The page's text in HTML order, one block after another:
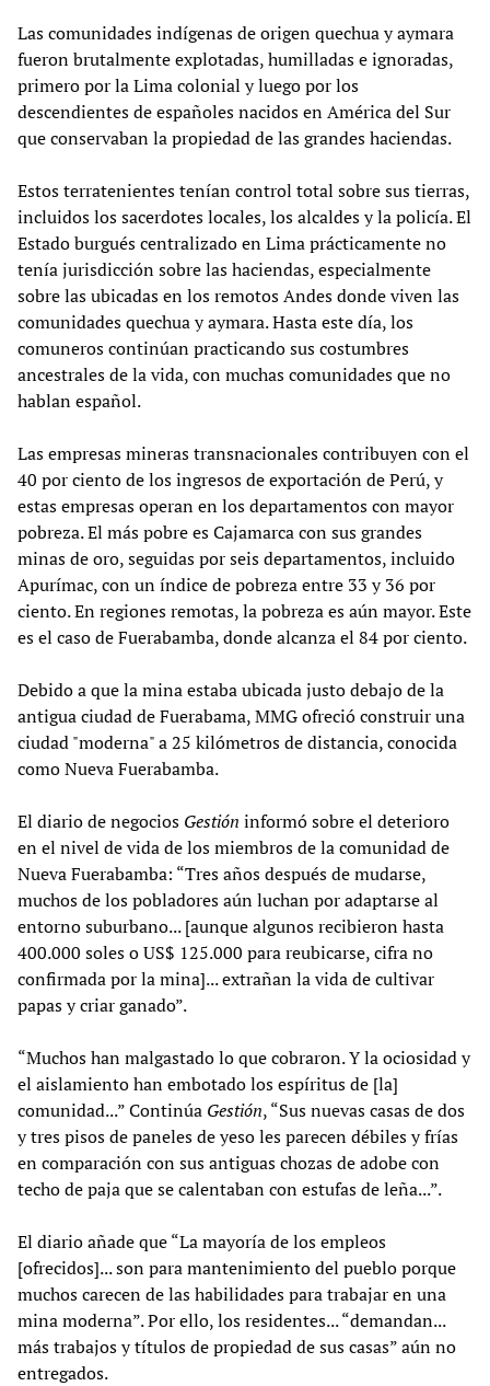
Las comunidades indígenas de origen quechua y aymara
fueron brutalmente explotadas, humilladas e ignoradas,
primero por la Lima colonial y luego por los
descendientes de españoles nacidos en América del Sur
que conservaban la propiedad de las grandes haciendas.
Estos terratenientes tenían control total sobre sus tierras,
incluidos los sacerdotes locales, los alcaldes y la policía. El
Estado burgués centralizado en Lima prácticamente no
tenía jurisdicción sobre las haciendas, especialmente
sobre las ubicadas en los remotos Andes donde viven las
comunidades quechua y aymara. Hasta este día, los
comuneros continúan practicando sus costumbres
ancestrales de la vida, con muchas comunidades que no
hablan español.
Las empresas mineras transnacionales contribuyen con el
40 por ciento de los ingresos de exportación de Perú, y
estas empresas operan en los departamentos con mayor
pobreza. El más pobre es Cajamarca con sus grandes
minas de oro, seguidas por seis departamentos, incluido
Apurímac, con un índice de pobreza entre 33 y 36 por
ciento. En regiones remotas, la pobreza es aún mayor. Este
es el caso de Fuerabamba, donde alcanza el 84 por ciento.
Debido a que la mina estaba ubicada justo debajo de la
antigua ciudad de Fuerabama, MMG ofreció construir una
ciudad "moderna" a 25 kilómetros de distancia, conocida
como Nueva Fuerabamba.
El diario de negocios Gestión informó sobre el deterioro
en el nivel de vida de los miembros de la comunidad de
Nueva Fuerabamba: “Tres años después de mudarse,
muchos de los pobladores aún luchan por adaptarse al
entorno suburbano... [aunque algunos recibieron hasta
400.000 soles o US$ 125.000 para reubicarse, cifra no
confirmada por la mina]... extrañan la vida de cultivar
papas y criar ganado”.
“Muchos han malgastado lo que cobraron. Y la ociosidad y
el aislamiento han embotado los espíritus de [la]
comunidad...” Continúa Gestión, “Sus nuevas casas de dos
y tres pisos de paneles de yeso les parecen débiles y frías
en comparación con sus antiguas chozas de adobe con
techo de paja que se calentaban con estufas de leña...”.
El diario añade que “La mayoría de los empleos
[ofrecidos]... son para mantenimiento del pueblo porque
muchos carecen de las habilidades para trabajar en una
mina moderna”. Por ello, los residentes... “demandan...
más trabajos y títulos de propiedad de sus casas” aún no
entregados.